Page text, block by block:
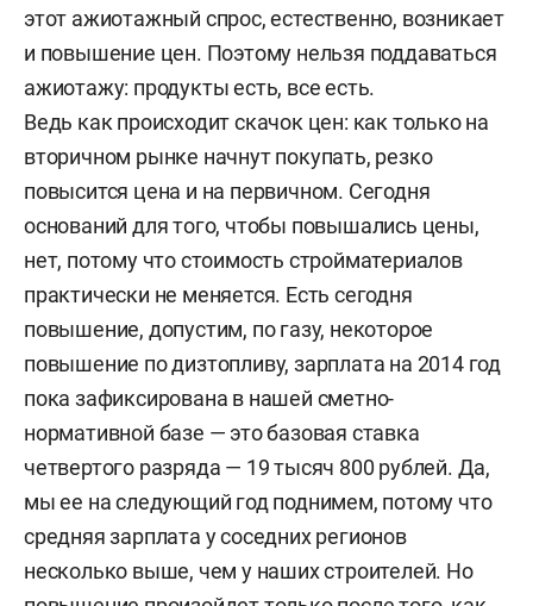
этот ажиотажный спрос, естественно, возникает
и повышение цен. Поэтому нельзя поддаваться
ажиотажу: продукты есть, все есть.
Ведь как происходит скачок цен: как только на
вторичном рынке начнут покупать, резко
повысится цена и на первичном. Сегодня
оснований для того, чтобы повышались цены,
нет, потому что стоимость стройматериалов
практически не меняется. Есть сегодня
повышение, допустим, по газу, некоторое
повышение по дизтопливу, зарплата на 2014 год
пока зафиксирована в нашей сметно-
нормативной базе — это базовая ставка
четвертого разряда — 19 тысяч 800 рублей. Да,
мы ее на следующий год поднимем, потому что
средняя зарплата у соседних регионов
несколько выше, чем у наших строителей. Но